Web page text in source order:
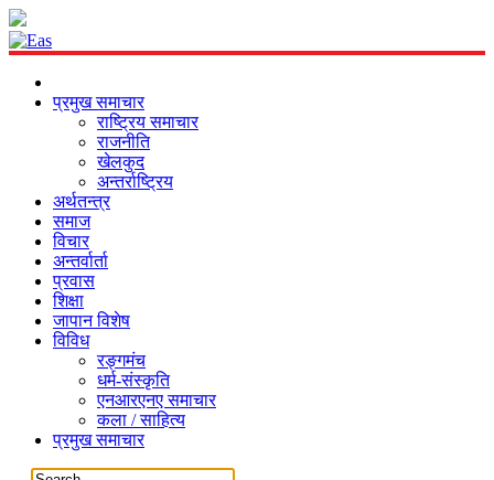
प्रमुख समाचार
राष्ट्रिय समाचार
राजनीति
खेलकुद
अन्तर्राष्ट्रिय
अर्थतन्त्र
समाज
विचार
अन्तर्वार्ता
प्रवास
शिक्षा
जापान विशेष
विविध
रङ्गमंच
धर्म-संस्कृति
एनआरएनए समाचार
कला / साहित्य
प्रमुख समाचार